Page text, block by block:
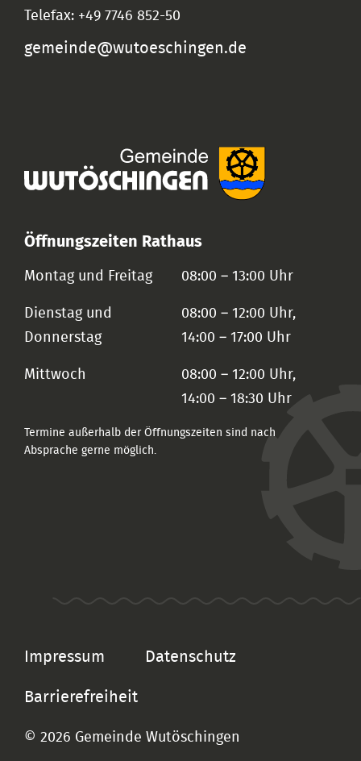
Telefax: +49 7746 852-50
gemeinde@wutoeschingen.de
Öffnungszeiten Rathaus
Montag und Freitag 08:00 – 13:00 Uhr
Dienstag und
Donnerstag
08:00 – 12:00 Uhr,
14:00 – 17:00 Uhr
Mittwoch
08:00 – 12:00 Uhr,
14:00 – 18:30 Uhr
Termine außerhalb der Öffnungszeiten sind nach
Absprache gerne möglich.
Impressum Datenschutz
Barrierefreiheit
© 2026 Gemeinde Wutöschingen